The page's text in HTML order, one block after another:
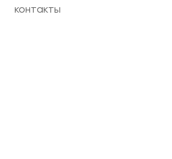
контакты